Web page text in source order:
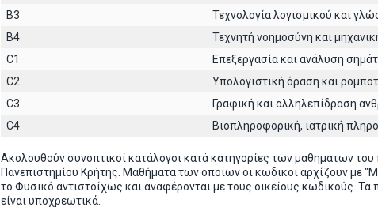
B3
Τεχνολογία λογισμικού και
B4
Τεχνητή νοημοσύνη και
C1
Επεξεργασία και ανάλυση
C2
Υπολογιστική όραση και
C3
Γραφική και αλληλεπίδραση
C4
Βιοπληροφορική, ιατρική
Ακολουθούν συνοπτικοί κατάλογοι κατά κατηγορίες των μαθημάτων
Πανεπιστημίου Κρήτης. Μαθήματα των οποίων οι κωδικοί αρχίζουν
το Φυσικό αντιστοίχως και αναφέρονται με τους οικείους κωδικούς.
είναι υποχρεωτικά.